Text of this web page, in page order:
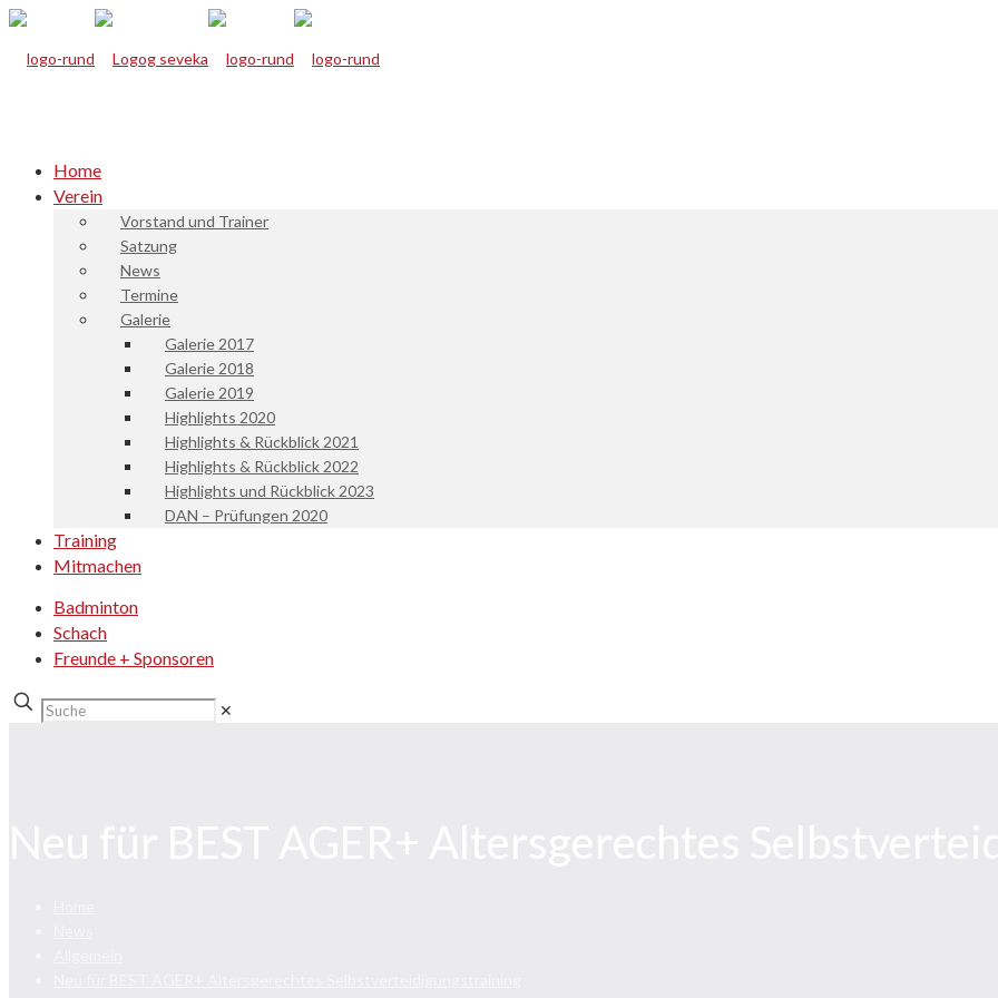
Home
Verein
Vorstand und Trainer
Satzung
News
Termine
Galerie
Galerie 2017
Galerie 2018
Galerie 2019
Highlights 2020
Highlights & Rückblick 2021
Highlights & Rückblick 2022
Highlights und Rückblick 2023
DAN – Prüfungen 2020
Training
Mitmachen
Badminton
Schach
Freunde + Sponsoren
✕